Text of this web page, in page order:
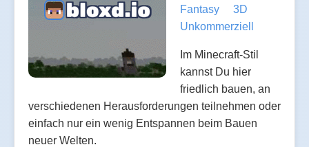
Fantasy
3D
Unkommerziell
Im Minecraft-Stil
kannst Du hier
friedlich bauen, an
verschiedenen Herausforderungen teilnehmen oder
einfach nur ein wenig Entspannen beim Bauen
neuer Welten.